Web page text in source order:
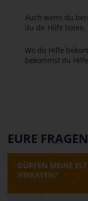
Auch wenn du
du dir Hilfe holen.
Wo du Hilfe
bekommst du
EURE
DÜRFEN MEINE
HEIRATEN?